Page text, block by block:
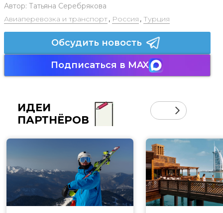
Автор: Татьяна Серебрякова
Авиаперевозка и транспорт, Россия , Турция
Обсудить новость
Подписаться в MAX
ИДЕИ
ПАРТНЁРОВ